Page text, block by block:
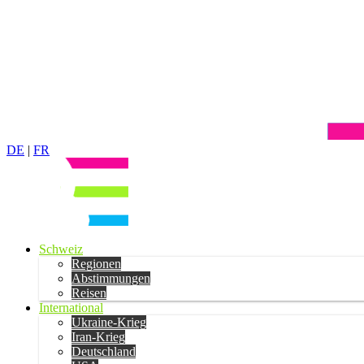
DE | FR
Schweiz
Regionen
Abstimmungen
Reisen
International
Ukraine-Krieg
Iran-Krieg
Deutschland